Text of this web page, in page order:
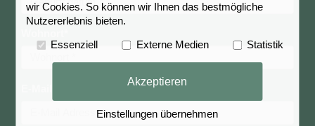
wir Cookies. So können wir Ihnen das bestmögliche
Nutzererlebnis bieten.
Essenziell Externe Medien Statistik
Akzeptieren
Einstellungen übernehmen